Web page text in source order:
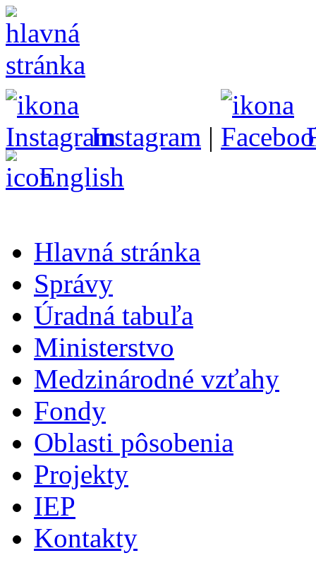
Instagram |
English
Hlavná stránka
Správy
Úradná tabuľa
Ministerstvo
Medzinárodné vzťahy
Fondy
Oblasti pôsobenia
Projekty
IEP
Kontakty